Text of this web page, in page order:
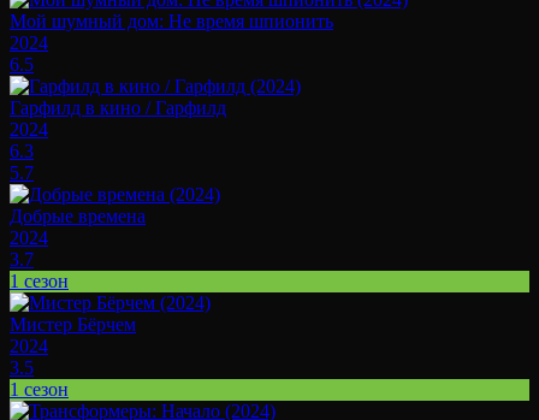
Мой шумный дом: Не время шпионить
2024
6.5
Гарфилд в кино / Гарфилд
2024
6.3
5.7
Добрые времена
2024
3.7
1 сезон
Мистер Бёрчем
2024
3.5
1 сезон